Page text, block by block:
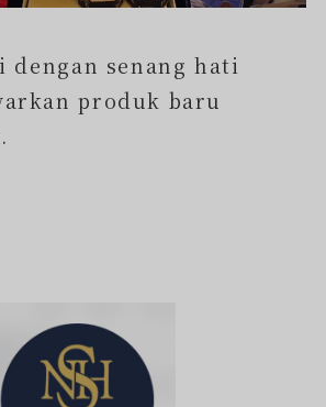
senang hati
produk baru